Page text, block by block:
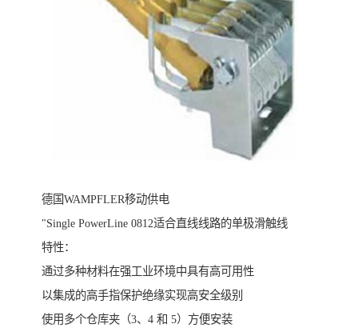
德国WAMPFLER移动供电
"Single PowerLine 0812适合直线线路的单极滑触线
特性：
通过多种材料在强工业环境中具有高可用性
以集成的高手指保护绝缘实现高安全级别
使用多个仓库夹（3、4 和 5）方便安装